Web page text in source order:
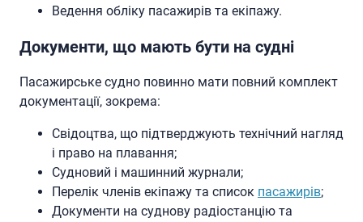
Ведення обліку пасажирів та екіпажу.
Документи, що мають бути на судні
Пасажирське судно повинно мати повний комплект
документації, зокрема:
Свідоцтва, що підтверджують технічний нагляд
і право на плавання;
Судновий і машинний журнали;
Перелік членів екіпажу та список пасажирів;
Документи на суднову радіостанцію та